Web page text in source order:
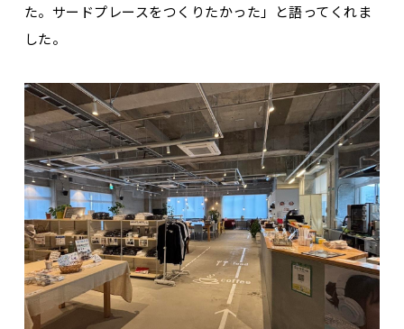
た。サードプレースをつくりたかった」と語ってくれま
した。